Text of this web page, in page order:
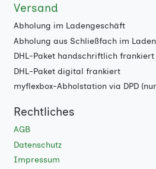
Versand
Abholung im Ladengeschäft
Abholung aus Schließfach im
DHL-Paket handschriftlich frankiert
DHL-Paket digital frankiert
myflexbox-Abholstation via DPD
Rechtliches
AGB
Datenschutz
Impressum